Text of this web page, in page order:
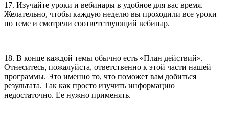
17. Изучайте уроки и вебинары в удобное для вас время.
Желательно, чтобы каждую неделю вы проходили все уроки
по теме и смотрели соответствующий вебинар.
18. В конце каждой темы обычно есть «План действий».
Отнеситесь, пожалуйста, ответственно к этой части нашей
программы. Это именно то, что поможет вам добиться
результата. Так как просто изучить информацию
недостаточно. Ее нужно применять.